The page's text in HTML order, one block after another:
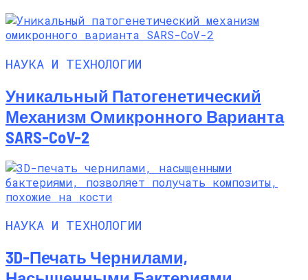
НАУКА И ТЕХНОЛОГИИ
Уникальный Патогенетический
Механизм Омикронного Варианта
SARS-CoV-2
НАУКА И ТЕХНОЛОГИИ
3D-Печать Чернилами,